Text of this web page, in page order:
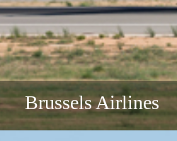
Brussels Airlines